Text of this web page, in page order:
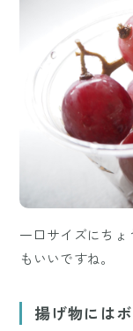
一口サイズにちょ
もいいですね。
揚げ物には